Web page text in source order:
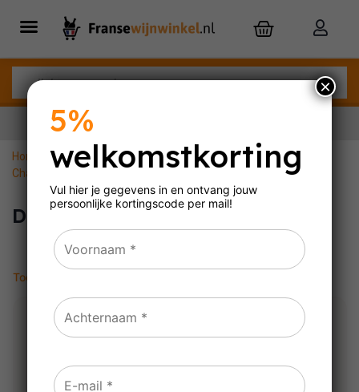
Nu besteld,
Home »Mousserende wijn»
Champagne
Demi-Sec champagne
Toont alle 3 resultaten
5%
welkomstkorting
Vul hier je gegevens in en ontvang jouw
persoonlijke kortingscode per mail!
×